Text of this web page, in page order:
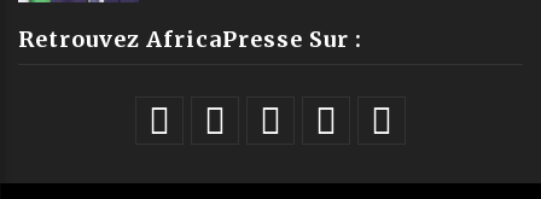
Retrouvez AfricaPresse Sur :